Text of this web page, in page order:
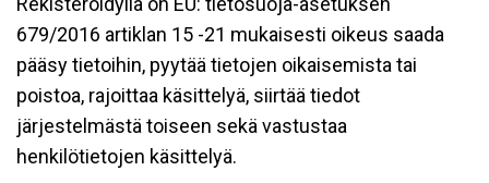
679/2016 artiklan 15 -21 mukaisesti oikeus saada
pääsy tietoihin, pyytää tietojen oikaisemista tai
poistoa, rajoittaa käsittelyä, siirtää tiedot
järjestelmästä toiseen sekä vastustaa
henkilötietojen käsittelyä.